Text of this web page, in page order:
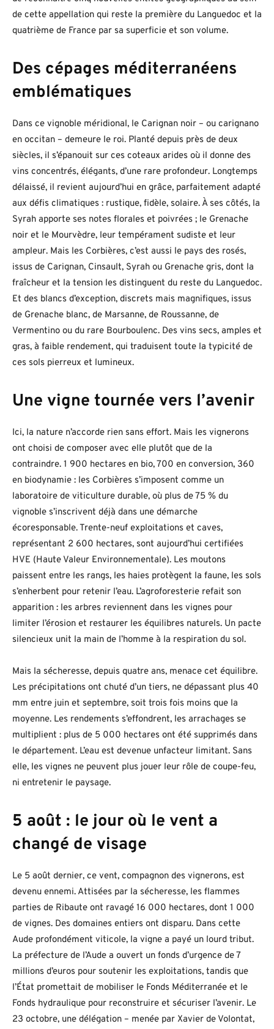
de cette appellation qui reste la première du Languedoc et la
quatrième de France par sa superficie et son volume.
Des cépages méditerranéens
emblématiques
Dans ce vignoble méridional, le Carignan noir – ou carignano
en occitan – demeure le roi. Planté depuis près de deux
siècles, il s’épanouit sur ces coteaux arides où il donne des
vins concentrés, élégants, d’une rare profondeur. Longtemps
délaissé, il revient aujourd’hui en grâce, parfaitement adapté
aux défis climatiques : rustique, fidèle, solaire. À ses côtés, la
Syrah apporte ses notes florales et poivrées ; le Grenache
noir et le Mourvèdre, leur tempérament sudiste et leur
ampleur. Mais les Corbières, c’est aussi le pays des rosés,
issus de Carignan, Cinsault, Syrah ou Grenache gris, dont la
fraîcheur et la tension les distinguent du reste du Languedoc.
Et des blancs d’exception, discrets mais magnifiques, issus
de Grenache blanc, de Marsanne, de Roussanne, de
Vermentino ou du rare Bourboulenc. Des vins secs, amples et
gras, à faible rendement, qui traduisent toute la typicité de
ces sols pierreux et lumineux.
Une vigne tournée vers l’avenir
Ici, la nature n’accorde rien sans effort. Mais les vignerons
ont choisi de composer avec elle plutôt que de la
contraindre. 1 900 hectares en bio, 700 en conversion, 360
en biodynamie : les Corbières s’imposent comme un
laboratoire de viticulture durable, où plus de 75 % du
vignoble s’inscrivent déjà dans une démarche
écoresponsable. Trente-neuf exploitations et caves,
représentant 2 600 hectares, sont aujourd’hui certifiées
HVE (Haute Valeur Environnementale). Les moutons
paissent entre les rangs, les haies protègent la faune, les sols
s’enherbent pour retenir l’eau. L’agroforesterie refait son
apparition : les arbres reviennent dans les vignes pour
limiter l’érosion et restaurer les équilibres naturels. Un pacte
silencieux unit la main de l’homme à la respiration du sol.
Mais la sécheresse, depuis quatre ans, menace cet équilibre.
Les précipitations ont chuté d’un tiers, ne dépassant plus 40
mm entre juin et septembre, soit trois fois moins que la
moyenne. Les rendements s’effondrent, les arrachages se
multiplient : plus de 5 000 hectares ont été supprimés dans
le département. L’eau est devenue unfacteur limitant. Sans
elle, les vignes ne peuvent plus jouer leur rôle de coupe-feu,
ni entretenir le paysage.
5 août : le jour où le vent a
changé de visage
Le 5 août dernier, ce vent, compagnon des vignerons, est
devenu ennemi. Attisées par la sécheresse, les flammes
parties de Ribaute ont ravagé 16 000 hectares, dont 1 000
de vignes. Des domaines entiers ont disparu. Dans cette
Aude profondément viticole, la vigne a payé un lourd tribut.
La préfecture de l’Aude a ouvert un fonds d’urgence de 7
millions d’euros pour soutenir les exploitations, tandis que
l’État promettait de mobiliser le Fonds Méditerranée et le
Fonds hydraulique pour reconstruire et sécuriser l’avenir. Le
23 octobre, une délégation – menée par Xavier de Volontat,